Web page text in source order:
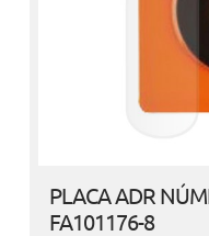
PLACA ADR
FA101176-8